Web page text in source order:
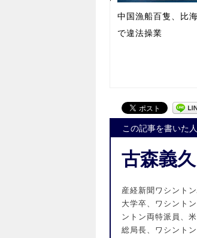
中国漁船百隻、比
で違法操業
この記事を書いた人
古森義久
産経新聞ワシント
大学卒、ワシント
ントン両特派員、
総局長、ワシント